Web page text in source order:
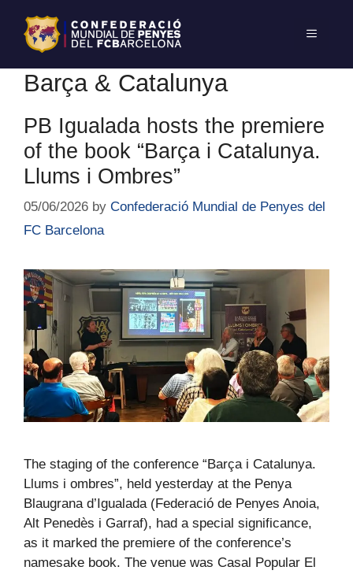
Barça & Catalunya
PB Igualada hosts the premiere
of the book “Barça i Catalunya.
Llums i Ombres”
05/06/2026 by Confederació Mundial de Penyes del
FC Barcelona
The staging of the conference “Barça i Catalunya.
Llums i ombres”, held yesterday at the Penya
Blaugrana d’Igualada (Federació de Penyes Anoia,
Alt Penedès i Garraf), had a special significance,
as it marked the premiere of the conference’s
namesake book. The venue was Casal Popular El